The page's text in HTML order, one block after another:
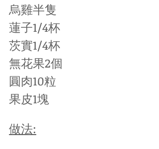
烏雞半隻
蓮子1/4杯
茨實1/4杯
無花果2個
圓肉10粒
果皮1塊
做法: